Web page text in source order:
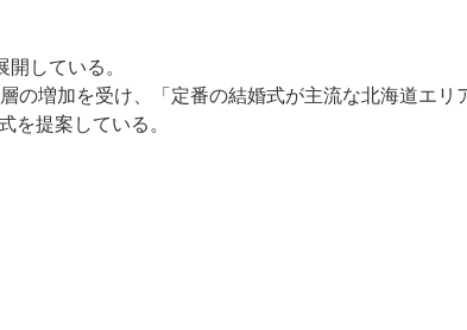
している。
増加を受け、「定番の結婚式が主流な北海道エ
を提案している。